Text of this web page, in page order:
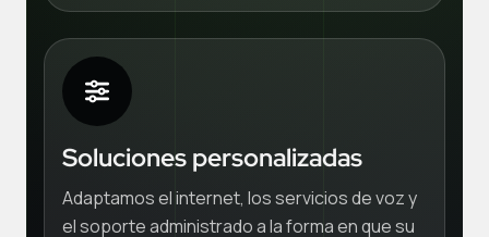
Soluciones personalizadas
Adaptamos el internet, los servicios de voz y
el soporte administrado a la forma en que su